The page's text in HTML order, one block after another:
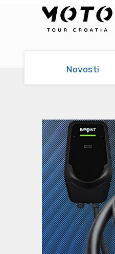
Novosti
Moto servisi
Impressum
Damir Pritišanac - Prile
Dario Dinter - Moto TOZ
Igor Kreč - UmPaDrum
Igor Kukec Brmbi
Slaven Gajdek
MTC - Moto Tour Croatia
Moto putopisi
Vikend vožnje
Zanimljivost